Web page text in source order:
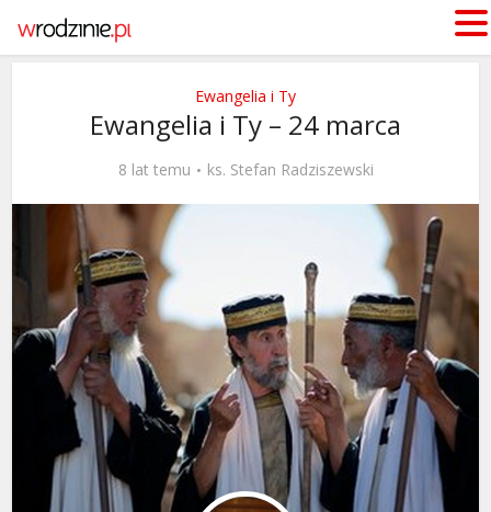
Ewangelia i Ty
Ewangelia i Ty – 24 marca
8 lat temu ks. Stefan Radziszewski